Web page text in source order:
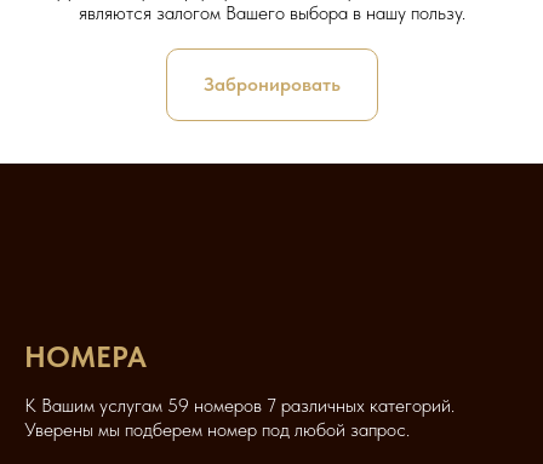
являются залогом Вашего выбора в нашу пользу.
Забронировать
НОМЕРА
К Вашим услугам 59 номеров 7 различных категорий.
Уверены мы подберем номер под любой запрос.